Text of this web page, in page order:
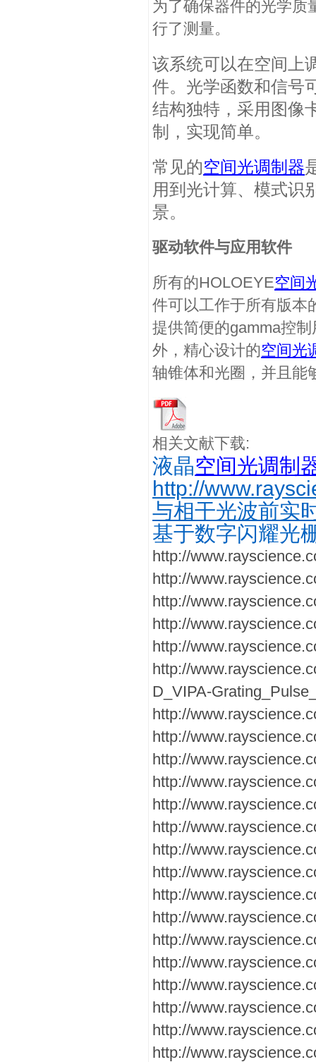
为了确保器件的光学质
行了测量。
该系统可以在空间上
件。光学函数和信号
结构独特，采用图像
制，实现简单。
常见的空间光调制器
用到光计算、模式识
景。
驱动软件与应用软件
所有的HOLOEYE空间
件可以工作于所有版本
提供简便的gamma控
外，精心设计的空间光
轴锥体和光圈，并且能
相关文献下载:
液晶空间光调制
http://
与相干光波前实
基于数字闪耀光
http://
http://
http://
http://
http://
http://
D_VIPA-
http://
http://
http://
http://
http://
http://
http://
http://
http://
http://
http://
http://
http://
http://
http://
http://